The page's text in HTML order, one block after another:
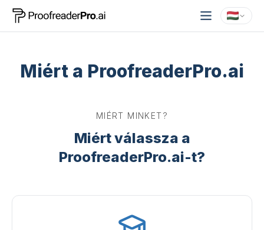
Miért a ProofreaderPro.ai
MIÉRT MINKET?
Miért válassza a
ProofreaderPro.ai-t?